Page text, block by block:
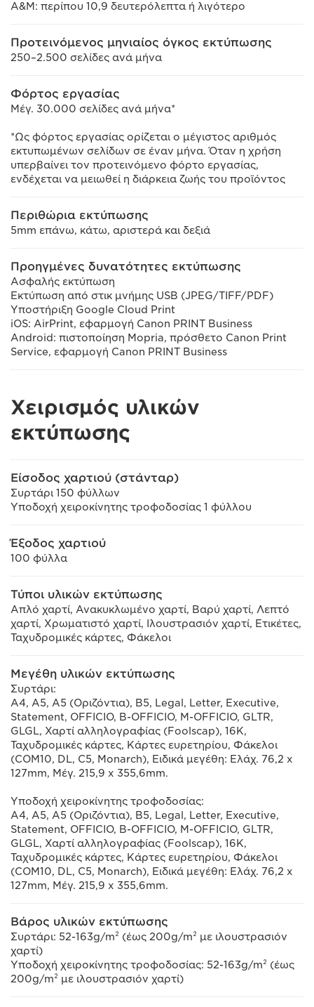
Α&Μ: περίπου 10,9 δευτερόλεπτα ή λιγότερο
Προτεινόμενος μηνιαίος όγκος εκτύπωσης
250–2.500 σελίδες ανά μήνα
Φόρτος εργασίας
Μέγ. 30.000 σελίδες ανά μήνα*
*Ως φόρτος εργασίας ορίζεται ο μέγιστος αριθμός
εκτυπωμένων σελίδων σε έναν μήνα. Όταν η χρήση
υπερβαίνει τον προτεινόμενο φόρτο εργασίας,
ενδέχεται να μειωθεί η διάρκεια ζωής του προϊόντος
Περιθώρια εκτύπωσης
5mm επάνω, κάτω, αριστερά και δεξιά
Προηγμένες δυνατότητες εκτύπωσης
Ασφαλής εκτύπωση
Εκτύπωση από στικ μνήμης USB (JPEG/TIFF/PDF)
Υποστήριξη Google Cloud Print
iOS: AirPrint, εφαρμογή Canon PRINT Business
Android: πιστοποίηση Mopria, πρόσθετο Canon Print
Service, εφαρμογή Canon PRINT Business
Χειρισμός υλικών
εκτύπωσης
Είσοδος χαρτιού (στάνταρ)
Συρτάρι 150 φύλλων
Υποδοχή χειροκίνητης τροφοδοσίας 1 φύλλου
Έξοδος χαρτιού
100 φύλλα
Τύποι υλικών εκτύπωσης
Απλό χαρτί, Ανακυκλωμένο χαρτί, Βαρύ χαρτί, Λεπτό
χαρτί, Χρωματιστό χαρτί, Ιλουστρασιόν χαρτί, Ετικέτες,
Ταχυδρομικές κάρτες, Φάκελοι
Μεγέθη υλικών εκτύπωσης
Συρτάρι:
A4, A5, A5 (Οριζόντια), B5, Legal, Letter, Executive,
Statement, OFFICIO, B-OFFICIO, M-OFFICIO, GLTR,
GLGL, Χαρτί αλληλογραφίας (Foolscap), 16K,
Ταχυδρομικές κάρτες, Κάρτες ευρετηρίου, Φάκελοι
(COM10, DL, C5, Monarch), Ειδικά μεγέθη: Ελάχ. 76,2 x
127mm, Μέγ. 215,9 x 355,6mm.
Υποδοχή χειροκίνητης τροφοδοσίας:
A4, A5, A5 (Οριζόντια), B5, Legal, Letter, Executive,
Statement, OFFICIO, B-OFFICIO, M-OFFICIO, GLTR,
GLGL, Χαρτί αλληλογραφίας (Foolscap), 16K,
Ταχυδρομικές κάρτες, Κάρτες ευρετηρίου, Φάκελοι
(COM10, DL, C5, Monarch), Ειδικά μεγέθη: Ελάχ. 76,2 x
127mm, Μέγ. 215,9 x 355,6mm.
Βάρος υλικών εκτύπωσης
Συρτάρι: 52-163g/m² (έως 200g/m² με ιλουστρασιόν
χαρτί)
Υποδοχή χειροκίνητης τροφοδοσίας: 52-163g/m² (έως
200g/m² με ιλουστρασιόν χαρτί)